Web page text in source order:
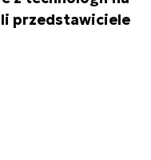
przedstawiciele